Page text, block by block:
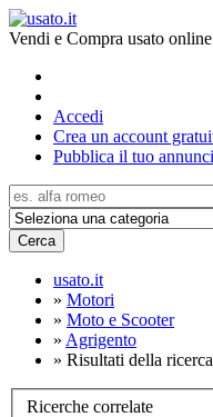
Vendi e Compra usato
Accedi
Crea un account
Pubblica il tuo
Cerca
usato.it
» Motori
» Moto e Scooter
» Agrigento
» Risultati della
Ricerche correlate